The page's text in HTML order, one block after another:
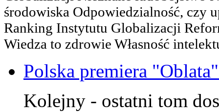
środowiska Odpowiedzialność, czy
Ranking Instytutu Globalizacji
Wiedza to zdrowie Własność
Polska premiera
Kolejny - ostatni tom